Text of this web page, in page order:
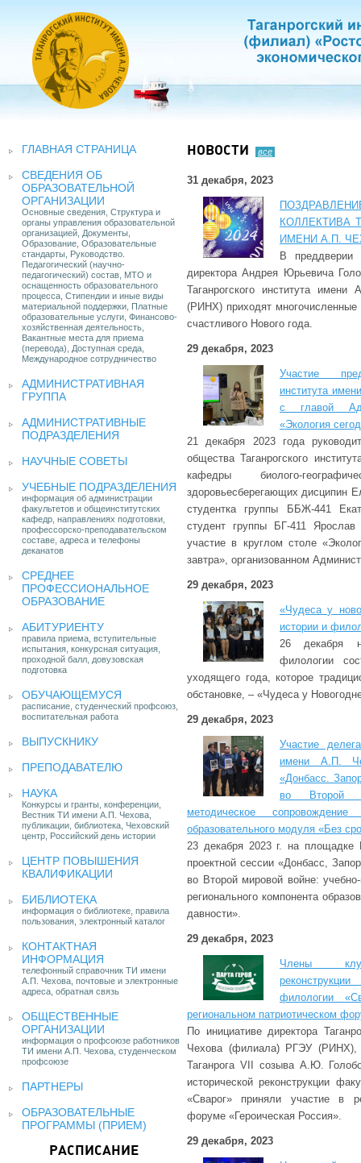
ГЛАВНАЯ СТРАНИЦА
СВЕДЕНИЯ ОБ
ОБРАЗОВАТЕЛЬНОЙ
ОРГАНИЗАЦИИ
Основные сведения, Структура и
органы управления образовательной
организацией, Документы,
Образование, Образовательные
стандарты, Руководство.
Педагогический (научно-
педагогический) состав, МТО и
оснащенность образовательного
процесса, Стипендии и иные виды
материальной поддержки, Платные
образовательные услуги, Финансово-
хозяйственная деятельность,
Вакантные места для приема
(перевода), Доступная среда,
Международное сотрудничество
АДМИНИСТРАТИВНАЯ
ГРУППА
АДМИНИСТРАТИВНЫЕ
ПОДРАЗДЕЛЕНИЯ
НАУЧНЫЕ СОВЕТЫ
УЧЕБНЫЕ ПОДРАЗДЕЛЕНИЯ
информация об администрации
факультетов и общеинститутских
кафедр, направлениях подготовки,
профессорско-преподавательском
составе, адреса и телефоны
деканатов
СРЕДНЕЕ
ПРОФЕССИОНАЛЬНОЕ
ОБРАЗОВАНИЕ
АБИТУРИЕНТУ
правила приема, вступительные
испытания, конкурсная ситуация,
проходной балл, довузовская
подготовка
ОБУЧАЮЩЕМУСЯ
расписание, студенческий профсоюз,
воспитательная работа
ВЫПУСКНИКУ
ПРЕПОДАВАТЕЛЮ
НАУКА
Конкурсы и гранты, конференции,
Вестник ТИ имени А.П. Чехова,
публикации, библиотека, Чеховский
центр, Российский день истории
ЦЕНТР ПОВЫШЕНИЯ
КВАЛИФИКАЦИИ
БИБЛИОТЕКА
информация о библиотеке, правила
пользования, электронный каталог
КОНТАКТНАЯ
ИНФОРМАЦИЯ
телефонный справочник ТИ имени
А.П. Чехова, почтовые и электронные
адреса, обратная связь
ОБЩЕСТВЕННЫЕ
ОРГАНИЗАЦИИ
информация о профсоюзе работников
ТИ имени А.П. Чехова, студенческом
профсоюзе
ПАРТНЕРЫ
ОБРАЗОВАТЕЛЬНЫЕ
ПРОГРАММЫ (ПРИЕМ)
РАСПИСАНИЕ
НОВОСТИ все
31 декабря, 2023
КОЛЛЕКТИВА
ИМЕНИ А.П.
В преддверии
директора Андрея Юрьевича
Таганрогского института
(РИНХ) приходят
счастливого Нового года.
29 декабря, 2023
Участие
института
с главой
«Экология
21 декабря 2023 года
общества Таганрогского
кафедры биолого-
здоровьесберегающих дисципин
студентка группы ББЖ-441
студент группы БГ-411
участие в круглом столе
завтра», организованном
29 декабря, 2023
«Чудеса у
истории и
26 декабря
филологии
уходящего года, которое
обстановке, – «Чудеса у
29 декабря, 2023
Участие
имени А.П.
«Донбасс.
во Второй
методическое сопровождение
образовательного модуля «Без
23 декабря 2023 г. на
проектной сессии «Донбасс,
во Второй мировой войне:
регионального компонента
давности».
29 декабря, 2023
Члены
филологии
региональном патриотическом
По инициативе директора
Чехова (филиала) РГЭУ (РИНХ),
Таганрога VII созыва А.Ю.
исторической реконструкции
«Сварог» приняли участие в
форуме «Героическая Россия».
29 декабря, 2023